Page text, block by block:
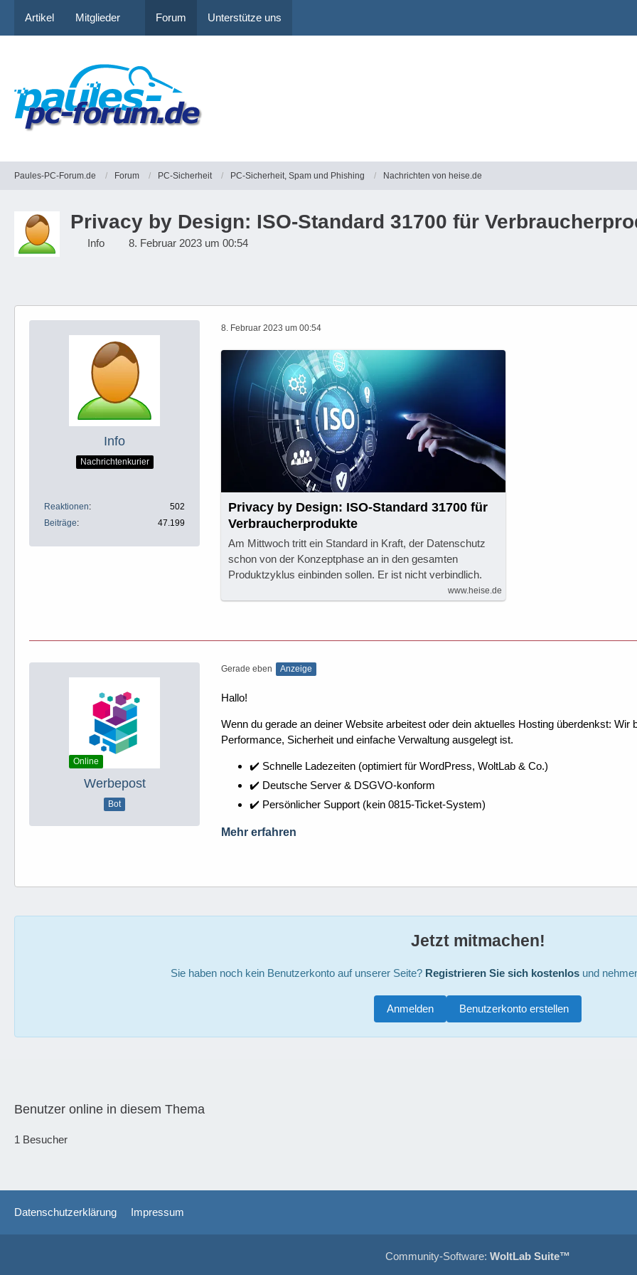
Artikel Mitglieder Forum Unterstütze uns
Paules-PC-Forum.de Forum PC-Sicherheit PC-Sicherheit, Spam und Phishing Nachrichten von heise.de
Privacy by Design: ISO-Standard 31700 für
Info 8. Februar 2023 um 00:54
Info
Nachrichtenkurier
Reaktionen
502
Beiträge
47.199
8. Februar 2023 um 00:54
Privacy by Design: ISO-Standard 31700 für
Verbraucherprodukte
Am Mittwoch tritt ein Standard in Kraft, der Datenschutz
schon von der Konzeptphase an in den gesamten
Produktzyklus einbinden sollen. Er ist nicht verbindlich.
www.heise.de
Online
Werbepost
Bot
Gerade eben Anzeige
Hallo!
Wenn du gerade an deiner Website arbeitest oder dein aktuelles Hosting überdenkst:
Performance, Sicherheit und einfache Verwaltung ausgelegt ist.
✔️ Schnelle Ladezeiten (optimiert für WordPress, WoltLab & Co.)
✔️ Deutsche Server & DSGVO-konform
✔️ Persönlicher Support (kein 0815-Ticket-System)
Mehr erfahren
Jetzt mitmachen!
Sie haben noch kein Benutzerkonto auf unserer Seite? Registrieren Sie sich kostenlosund
Benutzerkonto erstellen
Anmelden
Benutzer online in diesem Thema
1 Besucher
Datenschutzerklärung Impressum
Community-Software: WoltLab Suite™